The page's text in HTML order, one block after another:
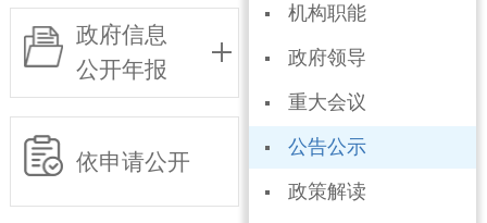
机构职能
政府领导
重大会议
公告公示
政策解读
政府信息
公开年报
公开事项目录
依申请公开